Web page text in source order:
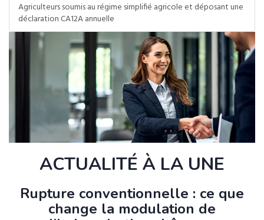
Agriculteurs soumis au régime simplifié agricole et déposant une
déclaration CA12A annuelle
ACTUALITÉ À LA UNE
Rupture conventionnelle : ce que
change la modulation de